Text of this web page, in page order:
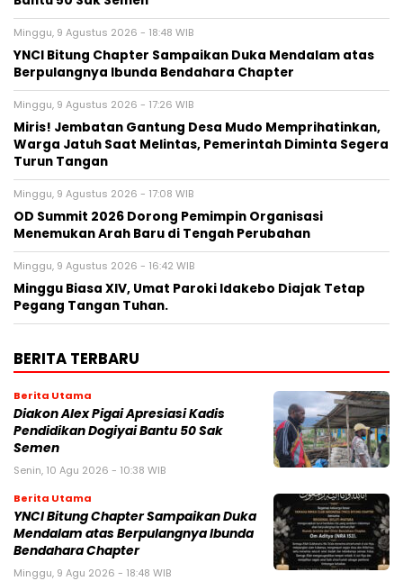
Minggu, 9 Agustus 2026 - 18:48 WIB
YNCI Bitung Chapter Sampaikan Duka Mendalam atas
Berpulangnya Ibunda Bendahara Chapter
Minggu, 9 Agustus 2026 - 17:26 WIB
Miris! Jembatan Gantung Desa Mudo Memprihatinkan,
Warga Jatuh Saat Melintas, Pemerintah Diminta Segera
Turun Tangan
Minggu, 9 Agustus 2026 - 17:08 WIB
OD Summit 2026 Dorong Pemimpin Organisasi
Menemukan Arah Baru di Tengah Perubahan
Minggu, 9 Agustus 2026 - 16:42 WIB
Minggu Biasa XIV, Umat Paroki Idakebo Diajak Tetap
Pegang Tangan Tuhan.
BERITA TERBARU
Berita Utama
Diakon Alex Pigai Apresiasi Kadis
Pendidikan Dogiyai Bantu 50 Sak
Semen
Senin, 10 Agu 2026 - 10:38 WIB
Berita Utama
YNCI Bitung Chapter Sampaikan Duka
Mendalam atas Berpulangnya Ibunda
Bendahara Chapter
Minggu, 9 Agu 2026 - 18:48 WIB